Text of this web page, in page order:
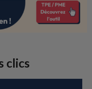
clics​